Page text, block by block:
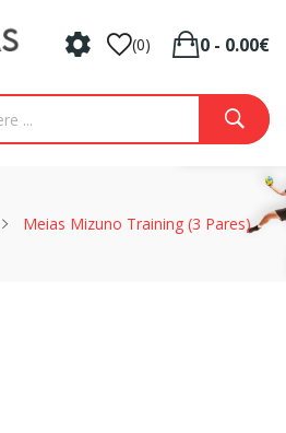
(0) 0 - 0.00€
Meias Mizuno Training (3 Pares)